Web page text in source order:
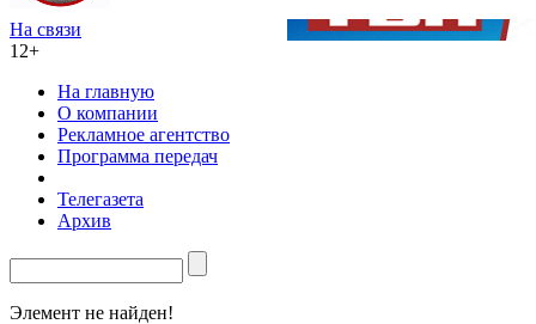
На связи
12+
На главную
О компании
Рекламное агентство
Программа передач
Телегазета
Архив
Элемент не найден!